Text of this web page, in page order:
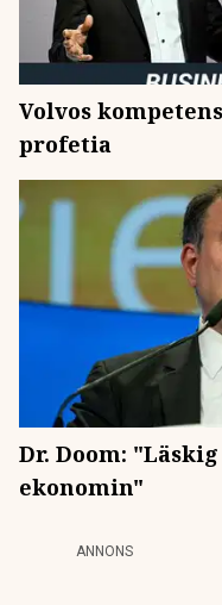
Volvos
profetia
Dr. Doom:
ekonomin"
ANNONS